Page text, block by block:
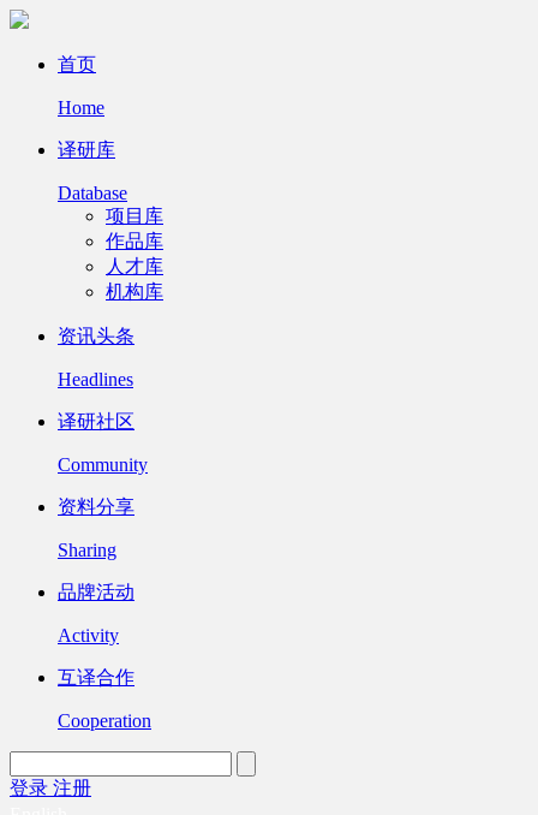
首页
Home
译研库
Database
项目库
作品库
人才库
机构库
资讯头条
Headlines
译研社区
Community
资料分享
Sharing
品牌活动
Activity
互译合作
Cooperation
登录 注册